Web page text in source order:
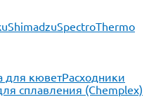
ShimadzuSpectroThermo
для кюветРасходники
сплавления (Chemplex)